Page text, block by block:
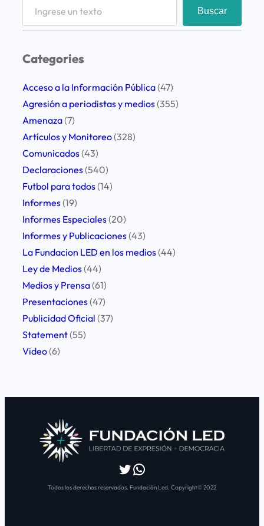
r
h
Buscar
Categories
Acceso a la Información Pública(47)
Agresión a periodistas y medios(355)
Amenaza(7)
Artículos y Monitoreo(328)
Comunicados(43)
Declaraciones(540)
Futbol para todos(14)
Informes(19)
Informes Especiales(20)
Informes y Publicaciones(43)
La Fundacion LED en los medios(44)
Ley de Medios(44)
Medios y Prensa(61)
Presentaciones(47)
Publicidad Oficial (37)
Statement(55)
Video(6)
Twitter
WhatsApp
Todos los derechos reservados. Fundación Led. Copyright© 2022